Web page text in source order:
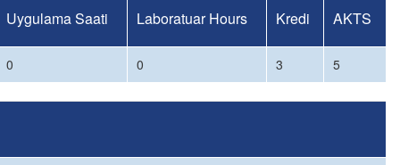
Uygulama Saati Laboratuar Hours Kredi AKTS
0 0 3 5